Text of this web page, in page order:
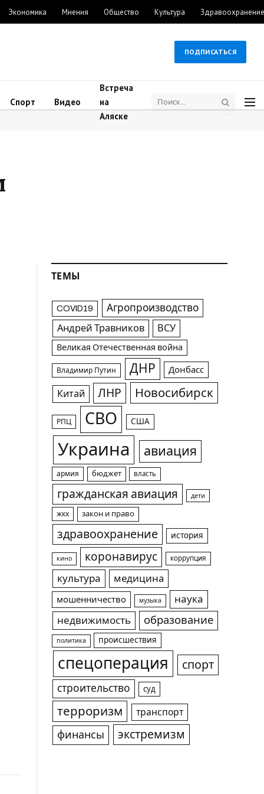
Экономика Мнения Общество Культура Здравоохранение
ПОДПИСАТЬСЯ
Спорт Видео
Встреча
на
Аляске
ТЕМЫ
COVID19 Агропроизводство
Андрей Травников ВСУ
Великая Отечественная война
Владимир Путин ДНР Донбасс
Китай ЛНР Новосибирск
РПЦ СВО США
Украина авиация
армия бюджет власть
гражданская авиация дети
жкх закон и право
здравоохранение история
кино коронавирус коррупция
культура медицина
мошенничество музыка
наука
недвижимость
образование
политика происшествия
спецоперация спорт
строительство суд
терроризм транспорт
финансы экстремизм